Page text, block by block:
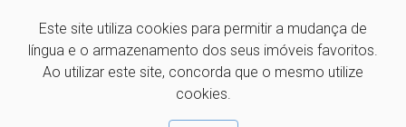
Este site utiliza cookies para permitir a mudança de
língua e o armazenamento dos seus imóveis favoritos.
Ao utilizar este site, concorda que o mesmo utilize
cookies.